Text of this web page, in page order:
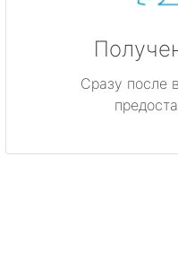
Сразу после